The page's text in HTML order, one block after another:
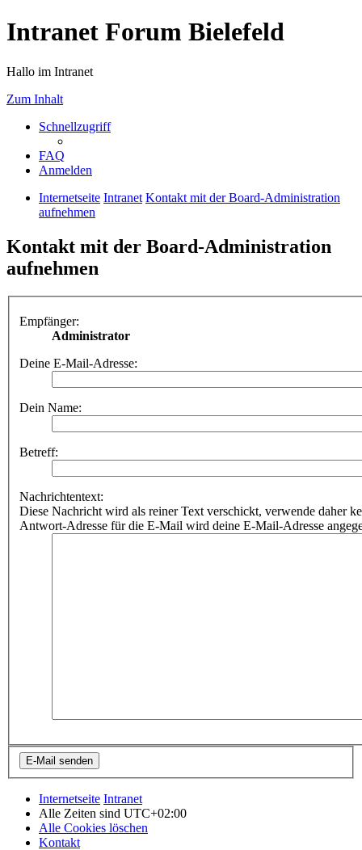
Intranet Forum Bielefeld
Hallo im Intranet
Zum Inhalt
Schnellzugriff
FAQ
Anmelden
Internetseite Intranet Kontakt mit der Board-Administration
aufnehmen
Kontakt mit der Board-Administration
aufnehmen
Empfänger:
Administrator
Deine E-Mail-Adresse:
Dein Name:
Betreff:
Nachrichtentext:
Diese Nachricht wird als reiner Text verschickt, verwende daher
Antwort-Adresse für die E-Mail wird deine E-Mail-Adresse
Internetseite Intranet
Alle Zeiten sind UTC+02:00
Alle Cookies löschen
Kontakt